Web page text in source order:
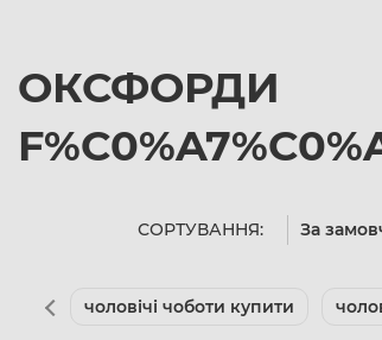
ОКСФОРДИ
СОРТУВАННЯ: За
чоловічі чоботи купити